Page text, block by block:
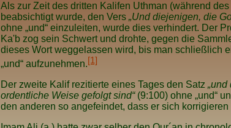
Als zur Zeit des dritten Kalifen Uthman (während
beabsichtigt wurde, den Vers „Und diejenigen, die
ohne „und“ einzuleiten, wurde dies verhindert. Der
Ka'b zog sein Schwert und drohte, gegen die
dieses Wort weggelassen wird, bis man schließlich
„und“ aufzunehmen.[1]
Der zweite Kalif rezitierte eines Tages den Satz
ordentliche Weise gefolgt sind“(9:100) ohne „und“
den anderen so angefeindet, dass er sich korrigieren